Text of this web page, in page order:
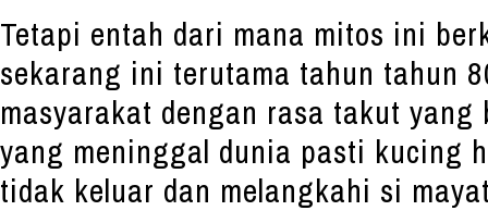
Tetapi entah dari mana mitos ini
sekarang ini terutama tahun tahun
masyarakat dengan rasa takut
yang meninggal dunia pasti kucing
tidak keluar dan melangkahi si